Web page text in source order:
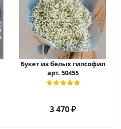
Букет из белых гипсофил
арт. 50455
3 470₽